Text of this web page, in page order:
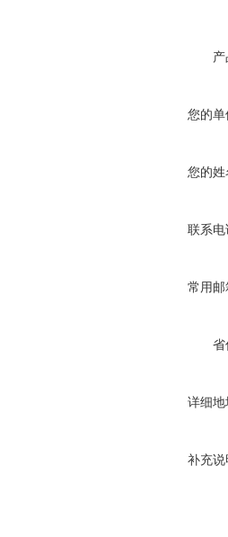
您的单
您的姓
联系电
常用邮
省
详细地
补充说